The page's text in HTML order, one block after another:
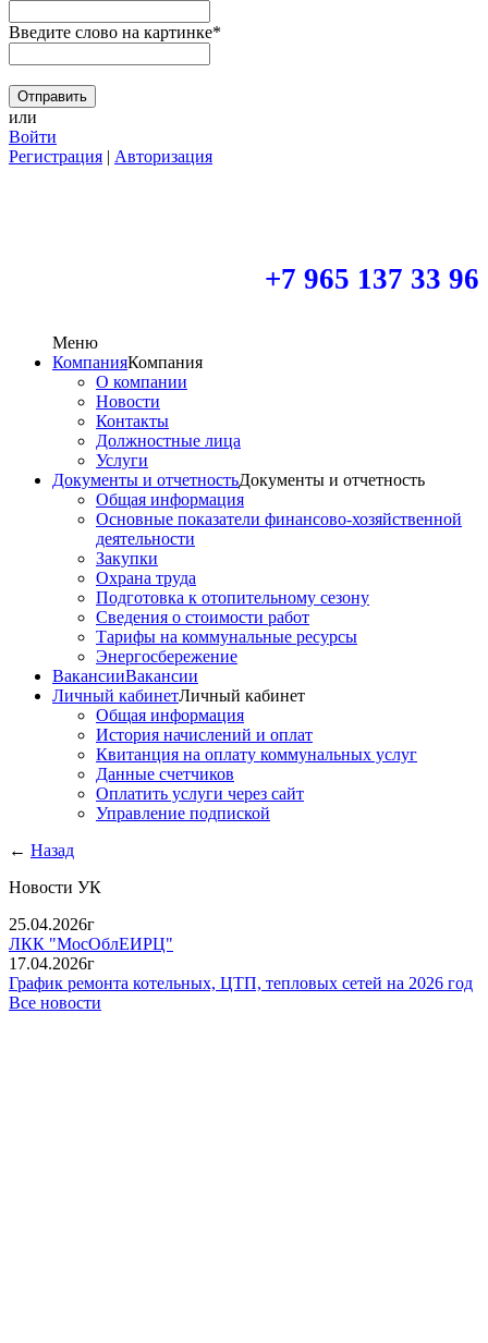
Введите слово на картинке*
или
Войти
Регистрация | Авторизация
+7 965 137 33 96
Меню
КомпанияКомпания
О компании
Новости
Контакты
Должностные лица
Услуги
Документы и отчетностьДокументы и отчетность
Общая информация
Основные показатели финансово-хозяйственной
деятельности
Закупки
Охрана труда
Подготовка к отопительному сезону
Сведения о стоимости работ
Тарифы на коммунальные ресурсы
Энергосбережение
ВакансииВакансии
Личный кабинетЛичный кабинет
Общая информация
История начислений и оплат
Квитанция на оплату коммунальных услуг
Данные счетчиков
Оплатить услуги через сайт
Управление подпиской
← Назад
Новости УК
25.04.2026г
ЛКК "МосОблЕИРЦ"
17.04.2026г
График ремонта котельных, ЦТП, тепловых сетей на 2026 год
Все новости